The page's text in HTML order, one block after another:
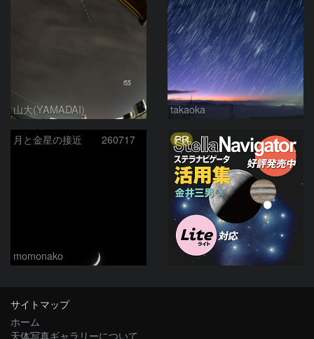
山大(YAMADAI) takaoka
月と金星の接近 260717
momonako
PR
サイトマップ
ホーム
天体写真ギャラリーについて